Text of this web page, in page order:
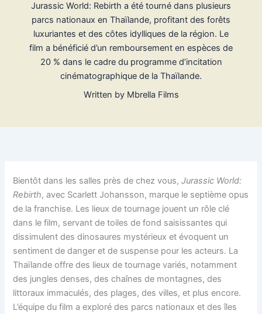
Jurassic World: Rebirth a été tourné dans plusieurs
parcs nationaux en Thaïlande, profitant des forêts
luxuriantes et des côtes idylliques de la région. Le
film a bénéficié d’un remboursement en espèces de
20 % dans le cadre du programme d’incitation
cinématographique de la Thaïlande.
Written by Mbrella Films
Bientôt dans les salles près de chez vous,Jurassic World:
Rebirth, avec Scarlett Johansson, marque le septième opus
de la franchise. Les lieux de tournage jouent un rôle clé
dans le film, servant de toiles de fond saisissantes qui
dissimulent des dinosaures mystérieux et évoquent un
sentiment de danger et de suspense pour les acteurs. La
Thaïlande offre des lieux de tournage variés, notamment
des jungles denses, des chaînes de montagnes, des
littoraux immaculés, des plages, des villes, et plus encore.
L’équipe du film a exploré des parcs nationaux et des îles